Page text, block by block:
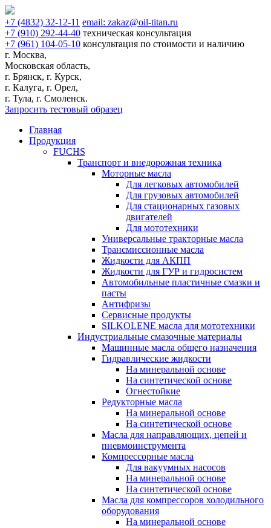
+7 (4832) 32-12-11 email: zakaz@oil-titan.ru
+7 (910) 292-44-40 техническая консультация
+7 (961) 104-05-10 консультация по стоимости и наличию
г. Москва,
Московская область,
г. Брянск, г. Курск,
г. Калуга, г. Орел,
г. Тула, г. Смоленск.
Запросить тестовый образец
Главная
Продукция
FUCHS
Транспорт и внедорожная техника
Моторные масла
Для легковых автомобилей
Для грузовых автомобилей
Для стационарных газовых
двигателей
Для мототехники
Универсальные тракторные масла
Трансмиссионные масла
Жидкости для АКПП
Жидкости для ГУР и гидросистем
Автомобильные пластичные смазки и
пасты
Антифризы
Сервисные продукты
SILKOLENE масла для мототехники
Индустриальные смазочные материалы
Машинные масла общего назначения
Гидравлические жидкости
На минеральной основе
На синтетической основе
Огнестойкие
Редукторные масла
На минеральной основе
На синтетической основе
Масла для направляющих, цепей и
пневмоинструмента
Компрессорные масла
Для вакуумных насосов
На минеральной основе
На синтетической основе
Масла для компрессоров холодильного
оборудования
На минеральной основе